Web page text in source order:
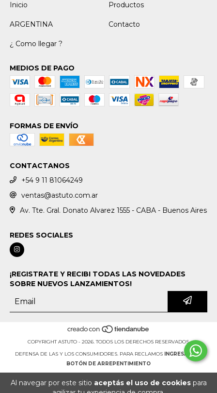
Al navegar por este sitio aceptás el uso de cookiespara
Inicio
Productos
ARGENTINA Contacto
¿ Como llegar ?
MEDIOS DE PAGO
FORMAS DE ENVÍO
CONTACTANOS
+54 9 11 81064249
ventas@astuto.com.ar
Av. Tte. Gral. Donato Alvarez 1555 - CABA - Buenos Aires
REDES SOCIALES
¡REGISTRATE Y RECIBI TODAS LAS NOVEDADES
SOBRE NUEVOS LANZAMIENTOS!
COPYRIGHT ASTUTO - 2026. TODOS LOS DERECHOS RESERVADOS.
DEFENSA DE LAS Y LOS CONSUMIDORES. PARA RECLAMOS
INGRESÁ ACÁ.
BOTÓN DE ARREPENTIMIENTO